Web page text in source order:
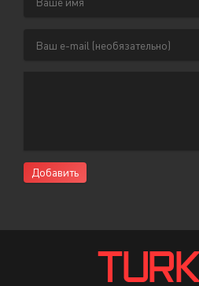
Добавить